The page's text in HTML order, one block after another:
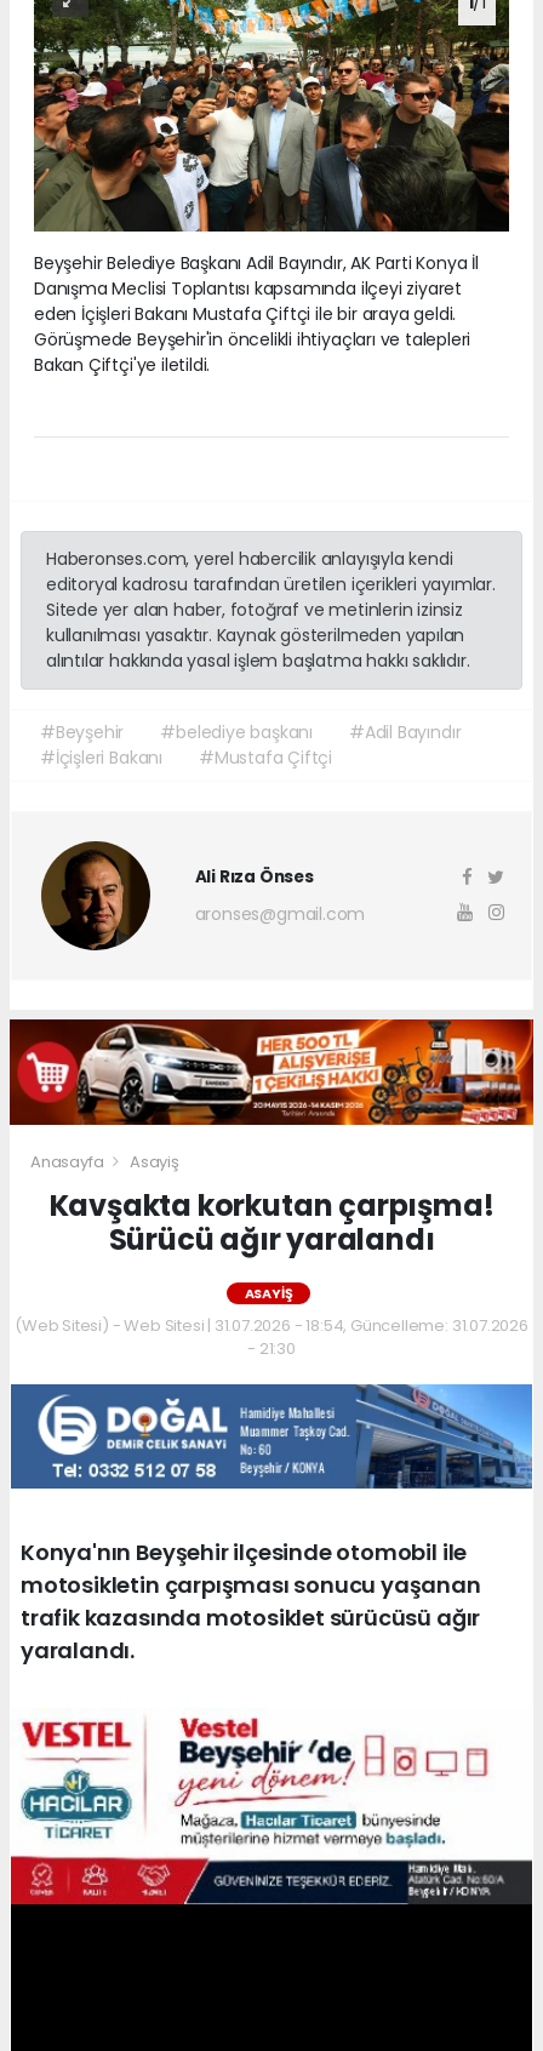
Beyşehir Belediye Başkanı Adil Bayındır, AK Parti Konya İl
Danışma Meclisi Toplantısı kapsamında ilçeyi ziyaret
eden İçişleri Bakanı Mustafa Çiftçi ile bir araya geldi.
Görüşmede Beyşehir'in öncelikli ihtiyaçları ve talepleri
Bakan Çiftçi'ye iletildi.
Haberonses.com, yerel habercilik anlayışıyla kendi
editoryal kadrosu tarafından üretilen içerikleri yayımlar.
Sitede yer alan haber, fotoğraf ve metinlerin izinsiz
kullanılması yasaktır. Kaynak gösterilmeden yapılan
alıntılar hakkında yasal işlem başlatma hakkı saklıdır.
#Beyşehir #belediye başkanı
#Adil Bayındır
#İçişleri Bakanı
#Mustafa Çiftçi
Ali Rıza Önses
aronses@gmail.com
Anasayfa Asayiş
Kavşakta korkutan çarpışma!
Sürücü ağır yaralandı
ASAYIŞ
(Web Sitesi) - Web Sitesi | 31.07.2026 - 18:54, Güncelleme: 31.07.2026
- 21:30
Konya'nın Beyşehir ilçesinde otomobil ile
motosikletin çarpışması sonucu yaşanan
trafik kazasında motosiklet sürücüsü ağır
yaralandı.